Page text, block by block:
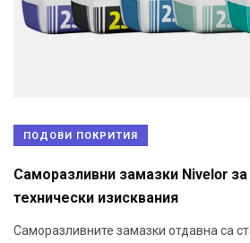
ПОДОВИ ПОКРИТИЯ
Саморазливни замазки Nivelor за
технически изисквания
Саморазливните замазки отдавна са